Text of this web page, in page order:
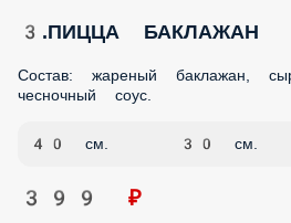
3.ПИЦЦА БАКЛАЖАН
Состав: жареный баклажан, сыр
соус.
40 см. 30 см.
399 ₽